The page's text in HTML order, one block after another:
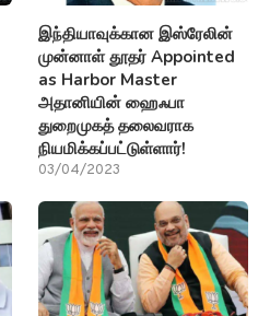
இந்தியாவுக்கான இஸ்ரேலின்
முன்னாள் தூதர் Appointed
as Harbor Master
அதானியின் ஹைஃபா
துறைமுகத் தலைவராக
நியமிக்கப்பட்டுள்ளார்!
03/04/2023